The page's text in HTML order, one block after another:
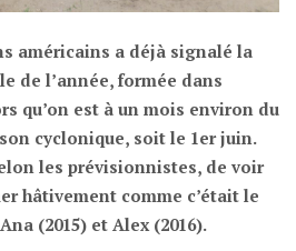
américains a déjà signalé la
de l’année, formée dans
qu’on est à un mois environ du
cyclonique, soit le 1er juin.
les prévisionnistes, de voir
hâtivement comme c’était le
(2015) et Alex (2016).